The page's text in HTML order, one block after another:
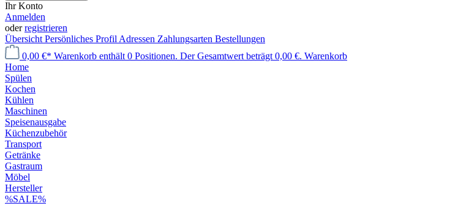
Ihr Konto
Anmelden
oderregistrieren
Übersicht Persönliches Profil Adressen Zahlungsarten Bestellungen
0,00 €* Warenkorb enthält 0 Positionen. Der Gesamtwert beträgt 0,00 €. Warenkorb
Home
Spülen
Kochen
Kühlen
Maschinen
Speisenausgabe
Küchenzubehör
Transport
Getränke
Gastraum
Möbel
Hersteller
%SALE%